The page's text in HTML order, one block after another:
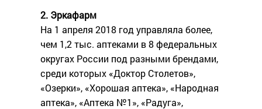
2. Эркафарм
На 1 апреля 2018 год управляла более,
чем 1,2 тыс. аптеками в 8 федеральных
округах России под разными брендами,
среди которых «Доктор Столетов»,
«Озерки», «Хорошая аптека», «Народная
аптека», «Аптека №1», «Радуга»,